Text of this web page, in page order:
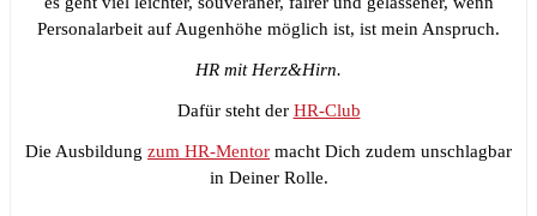
Personalarbeit auf Augenhöhe möglich ist, ist mein Anspruch.
HR mit Herz&Hirn.
Dafür steht der HR-Club
Die Ausbildung zum HR-Mentor macht Dich zudem unschlagbar
in Deiner Rolle.